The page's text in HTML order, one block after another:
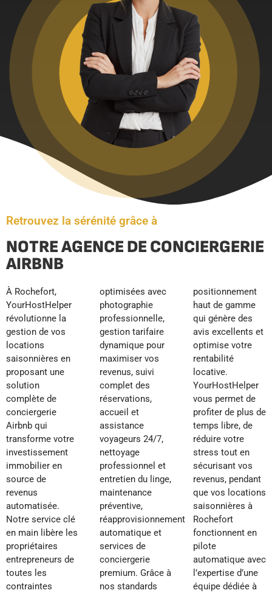
Retrouvez la sérénité grâce à
NOTRE AGENCE DE CONCIERGERIE
AIRBNB
À Rochefort,
YourHostHelper
révolutionne la
gestion de vos
locations
saisonnières en
proposant une
solution
complète de
conciergerie
Airbnb qui
transforme votre
investissement
immobilier en
source de
revenus
automatisée.
Notre service clé
en main libère les
propriétaires
entrepreneurs de
toutes les
contraintes
optimisées avec
photographie
professionnelle,
gestion tarifaire
dynamique pour
maximiser vos
revenus, suivi
complet des
réservations,
accueil et
assistance
voyageurs 24/7,
nettoyage
professionnel et
entretien du linge,
maintenance
préventive,
réapprovisionnement
automatique et
services de
conciergerie
premium. Grâce à
nos standards
positionnement
haut de gamme
qui génère des
avis excellents et
optimise votre
rentabilité
locative.
YourHostHelper
vous permet de
profiter de plus de
temps libre, de
réduire votre
stress tout en
sécurisant vos
revenus, pendant
que vos locations
saisonnières à
Rochefort
fonctionnent en
pilote
automatique avec
l’expertise d’une
équipe dédiée à